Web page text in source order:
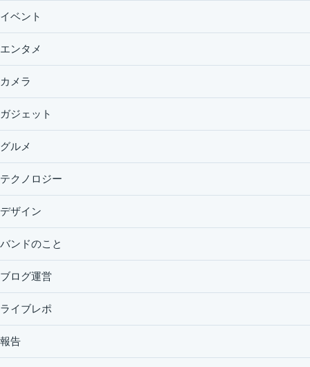
イベント
エンタメ
カメラ
ガジェット
グルメ
テクノロジー
デザイン
バンドのこと
ブログ運営
ライブレポ
報告